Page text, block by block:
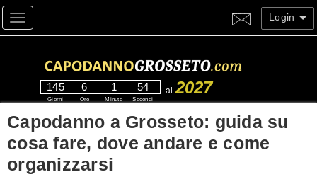
Toggle navigation Login
145
Giorni
6
Ore
1
Minuto
52
Secondi
al 2027
Capodanno a Grosseto: guida su
cosa fare, dove andare e come
organizzarsi